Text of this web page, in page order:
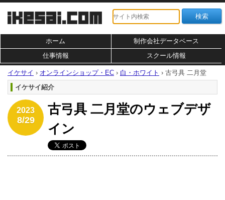
ホーム
制作会社データベース
仕事情報
スクール情報
イケサイ › オンラインショップ・EC › 白・ホワイト › 古弓具 二月堂
イケサイ紹介
2023
8/29
古弓具 二月堂のウェブデザ
イン